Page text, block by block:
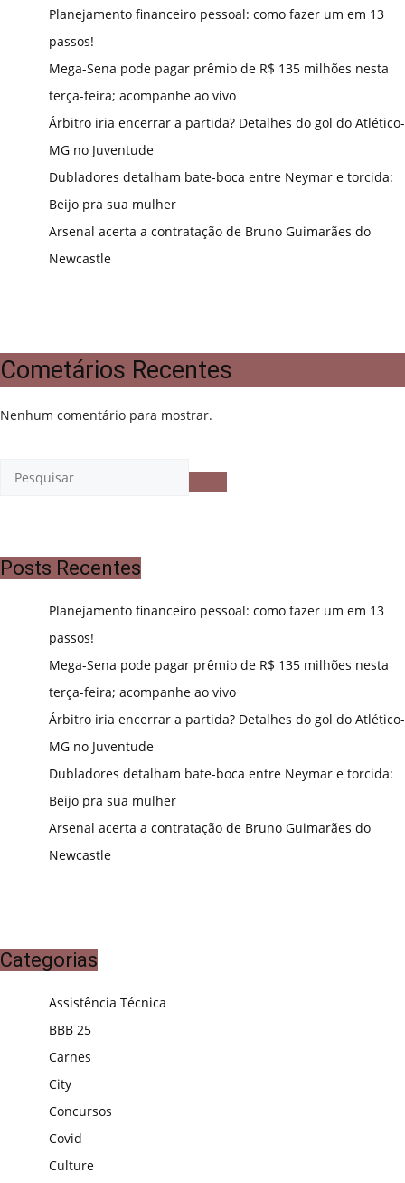
Planejamento financeiro pessoal: como fazer um em 13
passos!
Mega-Sena pode pagar prêmio de R$ 135 milhões nesta
terça-feira; acompanhe ao vivo
Árbitro iria encerrar a partida? Detalhes do gol do Atlético-
MG no Juventude
Dubladores detalham bate-boca entre Neymar e torcida:
Beijo pra sua mulher
Arsenal acerta a contratação de Bruno Guimarães do
Newcastle
Cometários Recentes
Nenhum comentário para mostrar.
Posts Recentes
Planejamento financeiro pessoal: como fazer um em 13
passos!
Mega-Sena pode pagar prêmio de R$ 135 milhões nesta
terça-feira; acompanhe ao vivo
Árbitro iria encerrar a partida? Detalhes do gol do Atlético-
MG no Juventude
Dubladores detalham bate-boca entre Neymar e torcida:
Beijo pra sua mulher
Arsenal acerta a contratação de Bruno Guimarães do
Newcastle
Categorias
Assistência Técnica
BBB 25
Carnes
City
Concursos
Covid
Culture